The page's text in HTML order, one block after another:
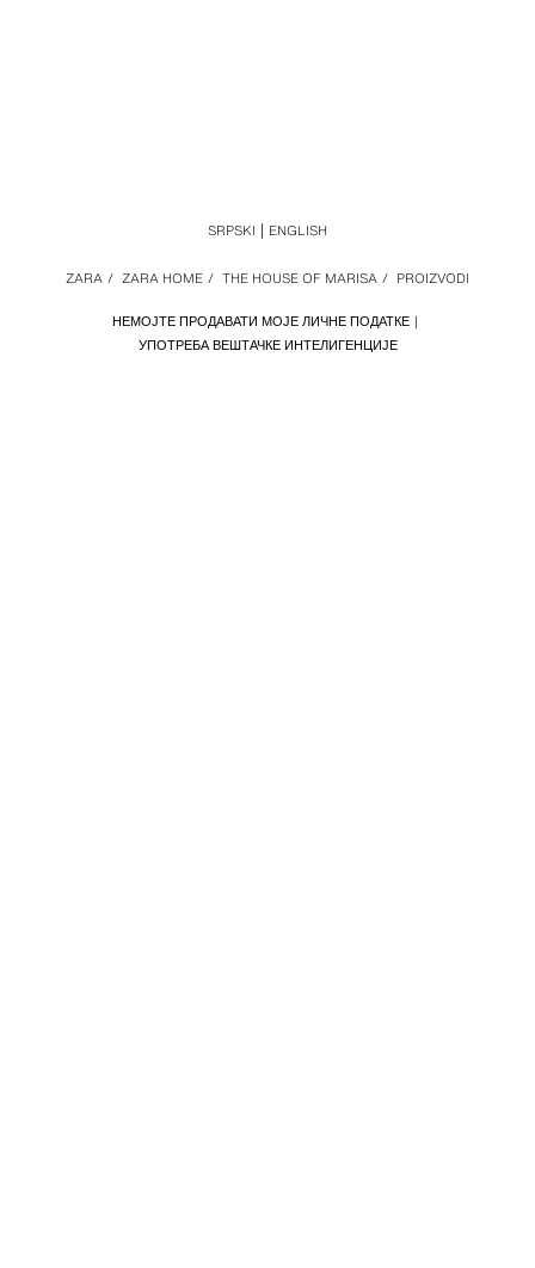
НЕМОЈТЕ ПРОДАВАТИ МОЈЕ ЛИЧНЕ ПОДАТКЕ
УПОТРЕБА ВЕШТАЧКЕ ИНТЕЛИГЕНЦИЈЕ
ZARA / ZARA HOME / THE HOUSE OF MARISA / PROIZVODI
SRPSKI ENGLISH